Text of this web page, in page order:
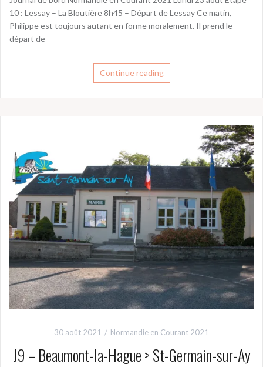
10 : Lessay – La Bloutière 8h45 – Départ de Lessay Ce matin,
Philippe est toujours autant en forme moralement. Il prend le
départ de
Continue reading
30 août 2021 Normandie en Courant 2021
J9 – Beaumont-la-Hague > St-Germain-sur-Ay